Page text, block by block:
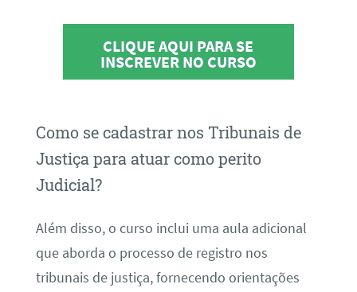
CLIQUE AQUI PARA SE
INSCREVER NO CURSO
Como se cadastrar nos Tribunais de
Justiça para atuar como perito
Judicial?
Além disso, o curso inclui uma aula adicional
que aborda o processo de registro nos
tribunais de justiça, fornecendo orientações